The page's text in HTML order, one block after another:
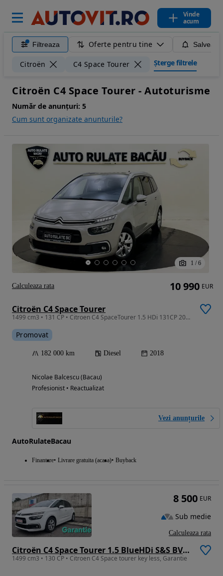
Vinde
acum
Filtreaza Oferte pentru tine
Citroën C4 Space Tourer Șterge filtrele
Citroën C4 Space Tourer - Autoturisme
Număr de anunțuri: 5
Cum sunt organizate anunturile?
1 / 6
Citroën C4 Space Tourer
1499 cm3 • 131 CP • Citroen C4 SpaceTourer 1.5 HDi 131CP 2018 Euro 6
Promovat
182 000 km Diesel 2018
Nicolae Balcescu (Bacau)
Profesionist • Reactualizat
Vezi anunțurile
AutoRulateBacau
Finantare Livrare gratuita (acasa) Buyback
10 990 EUR
Calculeaza rata
Citroën C4 Space Tourer 1.5 BlueHDi S&S BVM6 Feel
1499 cm3 • 130 CP • Citroen C4 Space tourer key less, Garantie
8 500 EUR
Sub medie
Calculeaza rata